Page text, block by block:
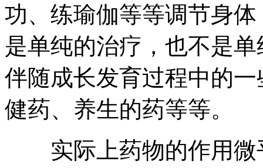
功、练瑜伽等等调节身
是单纯的治疗，也不是
伴随成长发育过程中的
健药、养生的药等等。
实际上药物的作用微